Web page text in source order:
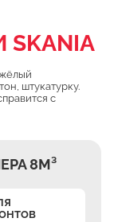
штукатурку.
с
8М³